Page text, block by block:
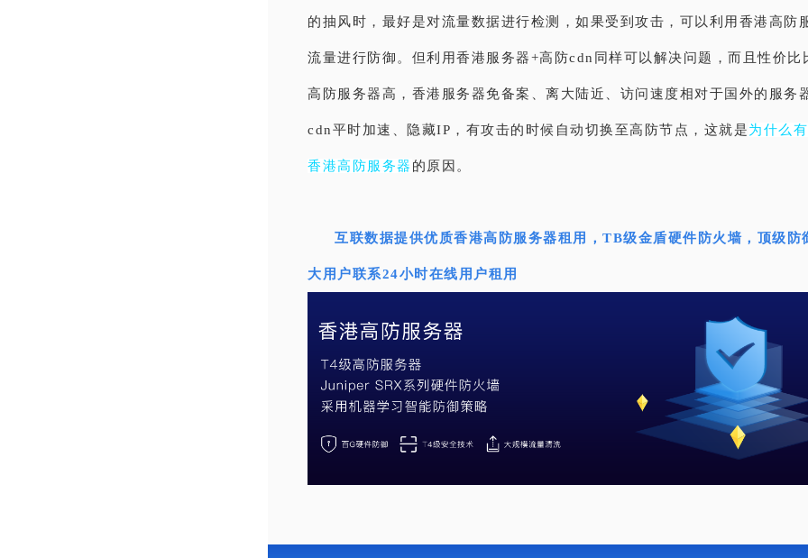
的抽风时，最好是对流量数据进行检测，如果受到攻击，可以利用香港高防
流量进行防御。但利用香港服务器+高防cdn同样可以解决问题，而且性价比
高防服务器高，香港服务器免备案、离大陆近、访问速度相对于国外的服务
cdn平时加速、隐藏IP，有攻击的时候自动切换至高防节点，这就是为什么
香港高防服务器 的原因。
互联数据提供优质香港高防服务器租用，TB级金盾硬件防火墙，顶级防
大用户联系24小时在线用户租用